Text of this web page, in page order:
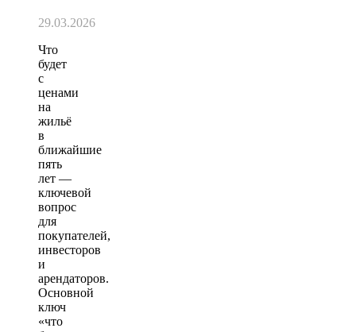
29.03.2026
Что
будет
с
ценами
на
жильё
в
ближайшие
пять
лет —
ключевой
вопрос
для
покупателей,
инвесторов
и
арендаторов.
Основной
ключ
«что